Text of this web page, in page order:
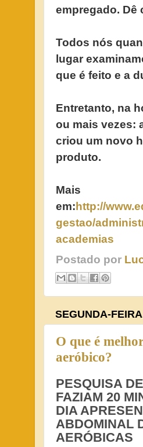
empregado. Dê
Todos nós
lugar
que é feito e a
Entretanto, na
ou mais vezes:
criou um novo
produto.
Mais
em: http://
gestao/
academias
Postado por
SEGUNDA-
O que é
aeróbico?
PESQUISA
FAZIAM 20
DIA
ABDOMINAL
AERÓBICAS